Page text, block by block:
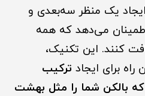
یک منظر سه‌بعدی و
می‌دهد که همه
کنند. این تکنیک،
برای ایجاد ترکیب
که بالکن شما را مثل بهشت